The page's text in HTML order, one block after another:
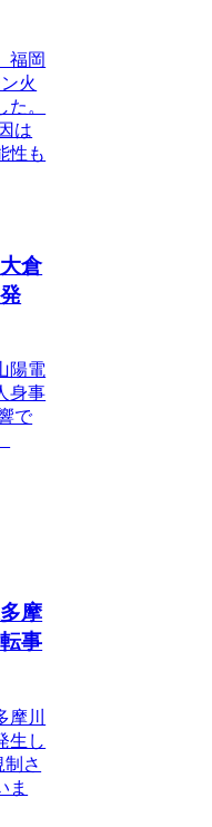
福岡
火
。
は
性も
倉
陽電
身事
で
摩
事
川
生し
さ
ま